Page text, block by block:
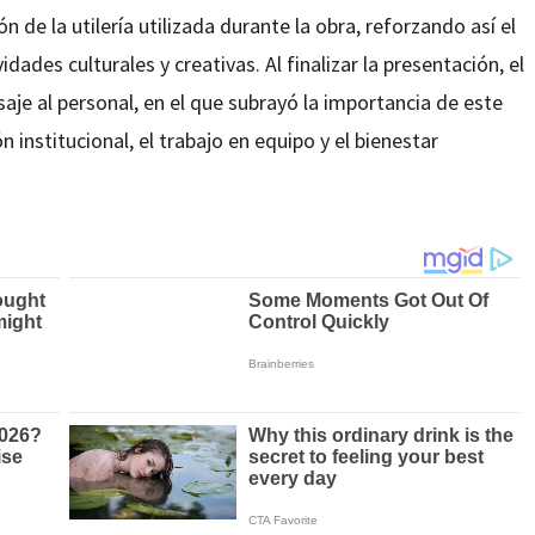
de la utilería utilizada durante la obra, reforzando así el
culturales y creativas. Al finalizar la presentación, el
al personal, en el que subrayó la importancia de este
institucional, el trabajo en equipo y el bienestar